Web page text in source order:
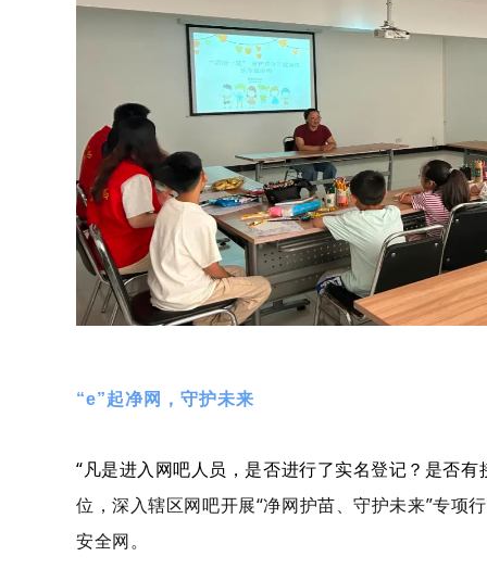
“e”起净网，守护未来
“凡是进入网吧人员，是否进行了实名登记？是否
位，深入辖区网吧开展“净网护苗、守护未来”专项
安全网。